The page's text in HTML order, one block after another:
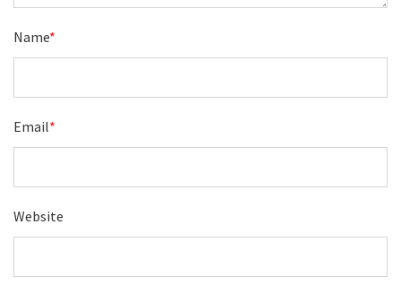
Name*
Email*
Website